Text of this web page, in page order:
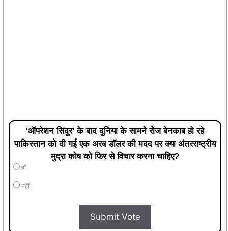
'ऑपरेशन सिंदूर' के बाद दुनिया के सामने रोज बेनकाब हो रहे
पाकिस्तान को दी गई एक अरब डॉलर की मदद पर क्या अंतरराष्ट्रीय
मुद्रा कोष को फिर से विचार करना चाहिए?
हाँ
नहीं
Submit Vote